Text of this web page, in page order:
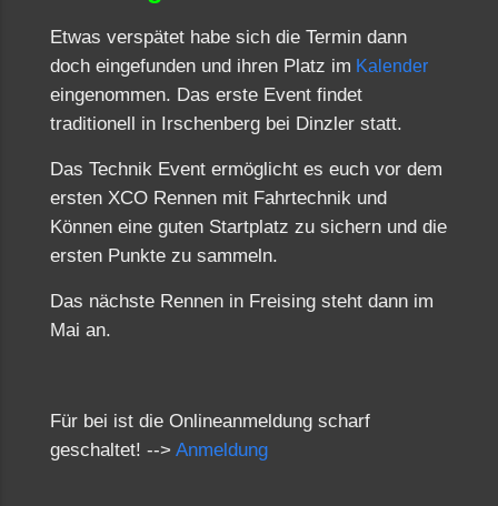
Etwas verspätet habe sich die Termin dann
doch eingefunden und ihren Platz im Kalender
eingenommen. Das erste Event findet
traditionell in Irschenberg bei Dinzler statt.
Das Technik Event ermöglicht es euch vor dem
ersten XCO Rennen mit Fahrtechnik und
Können eine guten Startplatz zu sichern und die
ersten Punkte zu sammeln.
Das nächste Rennen in Freising steht dann im
Mai an.
Für bei ist die Onlineanmeldung scharf
geschaltet! --> Anmeldung